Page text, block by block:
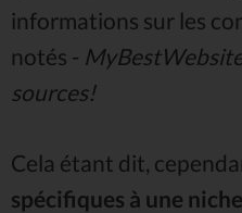
informations sur les
notés -
sources!
Cela étant dit,
spécifiques à une niche